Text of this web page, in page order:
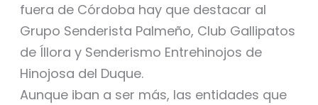
fuera de Córdoba hay que destacar al
Grupo Senderista Palmeño, Club Gallipatos
de Íllora y Senderismo Entrehinojos de
Hinojosa del Duque.
Aunque iban a ser más, las entidades que